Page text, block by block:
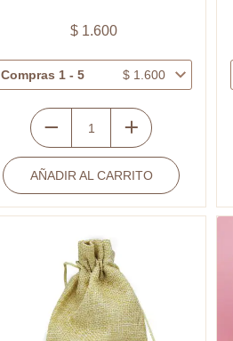
$1.600
Compras 1 - 5 $1.600
Bolsa
yute
beige
10x12mm
cantidad
AÑADIR AL CARRITO